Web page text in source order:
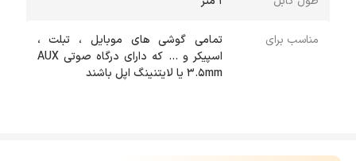
مناسب برای
تمامی گوشی های موبایل ، تبلت ،
اسپیکر و ... که دارای درگاه صوتی AUX
۳.۵mm یا لایتنینگ اپل باشند